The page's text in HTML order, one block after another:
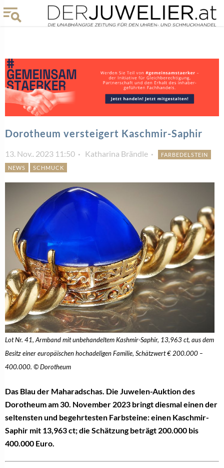
Dorotheum versteigert Kaschmir-Saphir
13. Nov.. 2023 11:50 Katharina Brändle
FARBEDELSTEIN
NEWS
SCHMUCK
Lot Nr. 41, Armband mit unbehandeltem Kashmir-Saphir, 13,963 ct, aus dem
Besitz einer europäischen hochadeligen Familie, Schätzwert € 200.000 –
400.000. © Dorotheum
Das Blau der Maharadschas. Die Juwelen-Auktion des
Dorotheum am 30. November 2023 bringt diesmal einen der
seltensten und begehrtesten Farbsteine: einen Kaschmir-
Saphir mit 13,963 ct; die Schätzung beträgt 200.000 bis
400.000 Euro.